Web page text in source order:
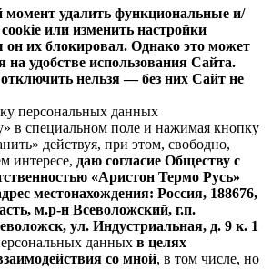
удалить функциональные и/
или изменить настройки
он их блокировал. Однако это может
на удобстве использования Сайта.
нельзя — без них Сайт не
персональных данных
в специальном поле и нажимая кнопку
действуя, при этом, свободно,
интересе, даю согласие Обществу с
«Аристон Термо Русь»
местонахождения: Россия, 188676,
м.р-н Всеволожский, г.п.
ул. Индустриальная, д. 9 к. 1
данных в целях
со мной, в том числе, но